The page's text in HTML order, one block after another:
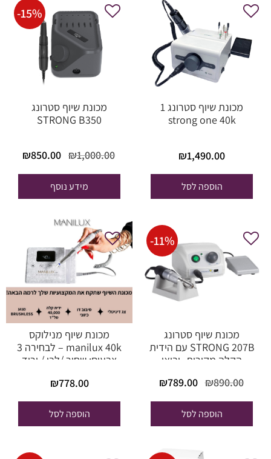
מכונת שיוף סטרונג 1
strong one 40k
₪1,490.00
הוספה לסל
-15%
מכונת שיוף סטרונג
STRONG B350
₪1,000.00
המחיר
היה:
₪1,000.00.
₪850.00
מידע נוסף
-11%
מכונת שיוף סטרונג
STRONG 207B עם הידית
הקלה מקורית -יבואן
₪890.00
המחיר
היה:
₪890.00.
₪789.00
הוספה לסל
מכונת שיוף מנילוקס
manilux 40k – לבחירה 3
צבעים: שחור /לבן / ורוד
₪778.00
הוספה לסל